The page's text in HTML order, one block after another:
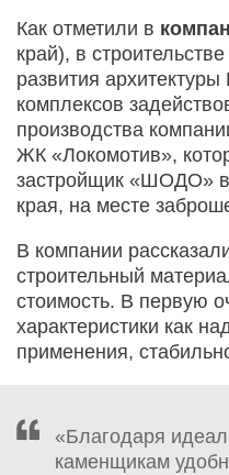
Как отметили в
край), в
развития
комплексов
производства
ЖК «Локомотив»,
застройщик «ШОДО»
края, на месте
В компании
строительный
стоимость. В первую
характеристики как
применения,
«Благодаря
каменщикам